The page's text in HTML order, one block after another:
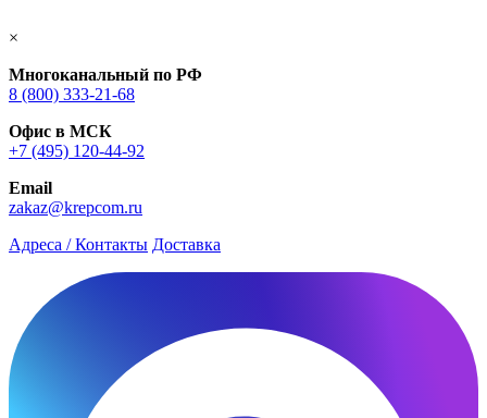
×
Многоканальный по РФ
8 (800) 333‑21-68
Офис в МСК
+7 (495) 120-44-92
Email
zakaz@krepcom.ru
Адреса / Контакты Доставка